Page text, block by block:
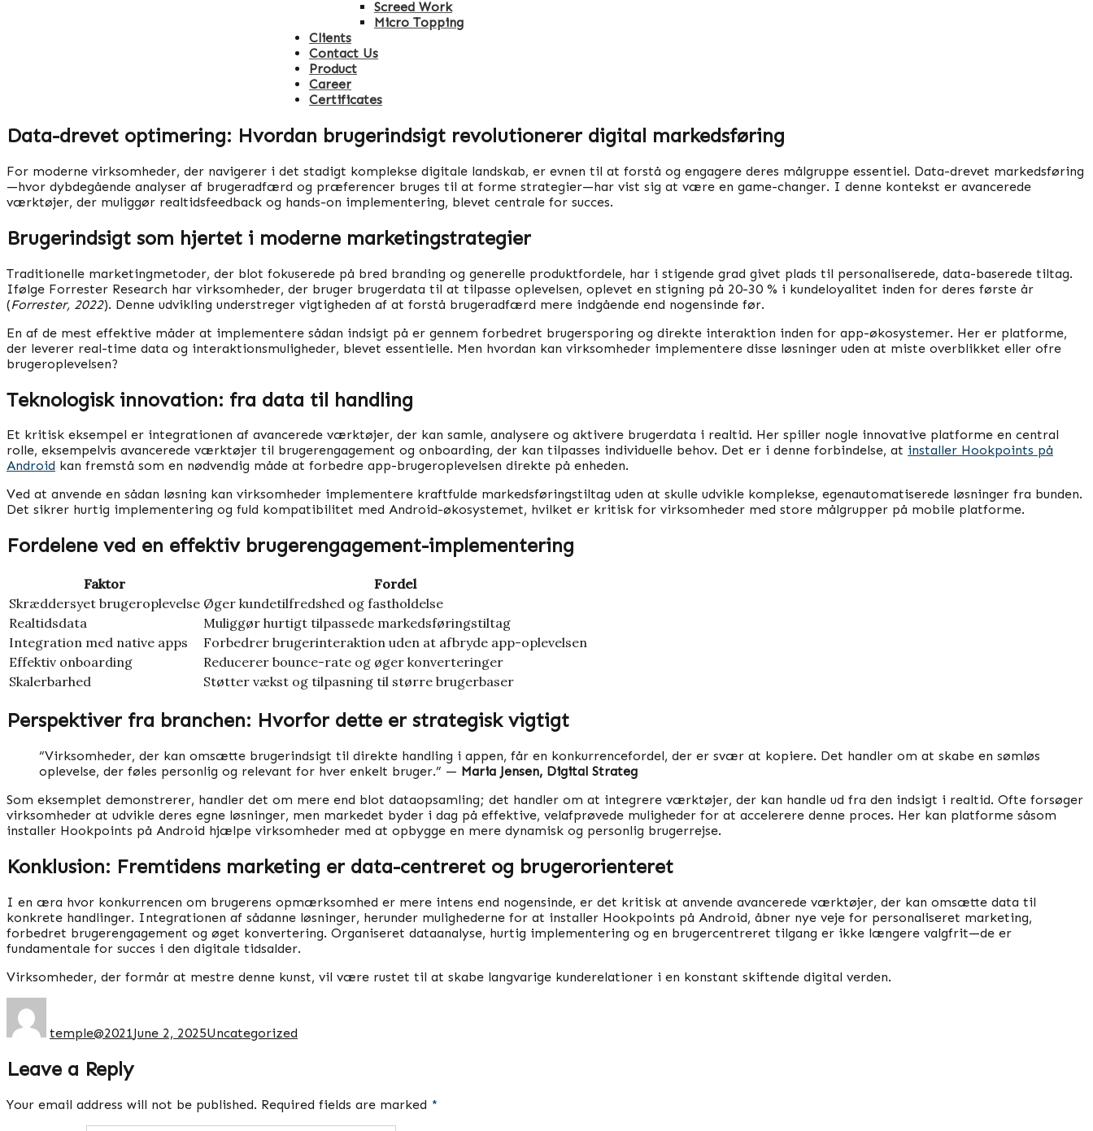
Screed Work
Micro Topping
Clients
Contact Us
Product
Career
Certificates
Data-drevet optimering: Hvordan brugerindsigt revolutionerer digital markedsføring
For moderne virksomheder, der navigerer i det stadigt komplekse digitale landskab, er evnen til at forstå og engagere deres målgruppe essentiel. Data-drevet markedsføring
—hvor dybdegående analyser af brugeradfærd og præferencer bruges til at forme strategier—har vist sig at være en game-changer. I denne kontekst er avancerede
værktøjer, der muliggør realtidsfeedback og hands-on implementering, blevet centrale for succes.
Brugerindsigt som hjertet i moderne marketingstrategier
Traditionelle marketingmetoder, der blot fokuserede på bred branding og generelle produktfordele, har i stigende grad givet plads til personaliserede, data-baserede tiltag.
Ifølge Forrester Research har virksomheder, der bruger brugerdata til at tilpasse oplevelsen, oplevet en stigning på 20-30 % i kundeloyalitet inden for deres første år
(Forrester, 2022). Denne udvikling understreger vigtigheden af at forstå brugeradfærd mere indgående end nogensinde før.
En af de mest effektive måder at implementere sådan indsigt på er gennem forbedret brugersporing og direkte interaktion inden for app-økosystemer. Her er platforme,
der leverer real-time data og interaktionsmuligheder, blevet essentielle. Men hvordan kan virksomheder implementere disse løsninger uden at miste overblikket eller ofre
brugeroplevelsen?
Teknologisk innovation: fra data til handling
Et kritisk eksempel er integrationen af avancerede værktøjer, der kan samle, analysere og aktivere brugerdata i realtid. Her spiller nogle innovative platforme en central
rolle, eksempelvis avancerede værktøjer til brugerengagement og onboarding, der kan tilpasses individuelle behov. Det er i denne forbindelse, at installer Hookpoints på
Android kan fremstå som en nødvendig måde at forbedre app-brugeroplevelsen direkte på enheden.
Ved at anvende en sådan løsning kan virksomheder implementere kraftfulde markedsføringstiltag uden at skulle udvikle komplekse, egenautomatiserede løsninger fra bunden.
Det sikrer hurtig implementering og fuld kompatibilitet med Android-økosystemet, hvilket er kritisk for virksomheder med store målgrupper på mobile platforme.
Fordelene ved en effektiv brugerengagement-implementering
Faktor
Fordel
Skræddersyet brugeroplevelse Øger kundetilfredshed og fastholdelse
Realtidsdata
Muliggør hurtigt tilpassede markedsføringstiltag
Integration med native apps
Forbedrer brugerinteraktion uden at afbryde app-oplevelsen
Effektiv onboarding
Reducerer bounce-rate og øger konverteringer
Skalerbarhed
Støtter vækst og tilpasning til større brugerbaser
Perspektiver fra branchen: Hvorfor dette er strategisk vigtigt
“Virksomheder, der kan omsætte brugerindsigt til direkte handling i appen, får en konkurrencefordel, der er svær at kopiere. Det handler om at skabe en sømløs
oplevelse, der føles personlig og relevant for hver enkelt bruger.” — Maria Jensen, Digital Strateg
Som eksemplet demonstrerer, handler det om mere end blot dataopsamling; det handler om at integrere værktøjer, der kan handle ud fra den indsigt i realtid. Ofte forsøger
virksomheder at udvikle deres egne løsninger, men markedet byder i dag på effektive, velafprøvede muligheder for at accelerere denne proces. Her kan platforme såsom
installer Hookpoints på Android hjælpe virksomheder med at opbygge en mere dynamisk og personlig brugerrejse.
Konklusion: Fremtidens marketing er data-centreret og brugerorienteret
I en æra hvor konkurrencen om brugerens opmærksomhed er mere intens end nogensinde, er det kritisk at anvende avancerede værktøjer, der kan omsætte data til
konkrete handlinger. Integrationen af sådanne løsninger, herunder mulighederne for at installer Hookpoints på Android, åbner nye veje for personaliseret marketing,
forbedret brugerengagement og øget konvertering. Organiseret dataanalyse, hurtig implementering og en brugercentreret tilgang er ikke længere valgfrit—de er
fundamentale for succes i den digitale tidsalder.
Virksomheder, der formår at mestre denne kunst, vil være rustet til at skabe langvarige kunderelationer i en konstant skiftende digital verden.
temple@2021June 2, 2025Uncategorized
Leave a Reply
Your email address will not be published. Required fields are marked *